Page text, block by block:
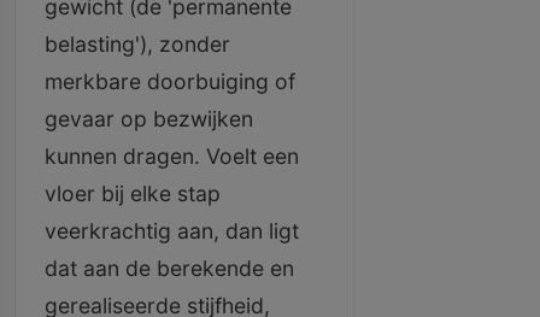
gewicht (de 'permanente
belasting'), zonder
merkbare doorbuiging of
gevaar op bezwijken
kunnen dragen. Voelt een
vloer bij elke stap
veerkrachtig aan, dan ligt
dat aan de berekende en
gerealiseerde stijfheid,